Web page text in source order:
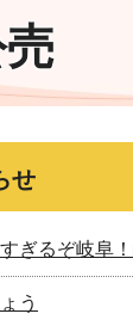
せ
ぎるぞ岐阜
う